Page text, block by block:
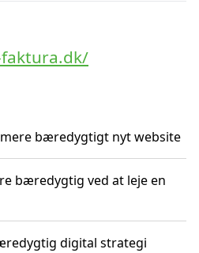
bæredygtigt nyt website
bæredygtig ved at leje en
digital strategi